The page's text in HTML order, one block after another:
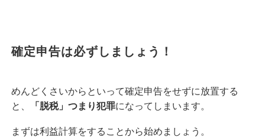
確定申告は必ずしましょう！
めんどくさいからといって確定申告をせずに放置する
と、
「脱税」つまり犯罪になってしまいます。
まずは利益計算をすることから始めましょう。